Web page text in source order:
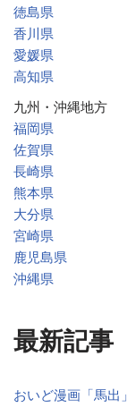
徳島県
香川県
愛媛県
高知県
九州・沖縄地方
福岡県
佐賀県
長崎県
熊本県
大分県
宮崎県
鹿児島県
沖縄県
最新記事
おいど漫画「馬出」